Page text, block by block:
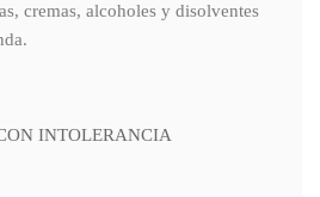
cremas, alcoholes y disolventes
INTOLERANCIA